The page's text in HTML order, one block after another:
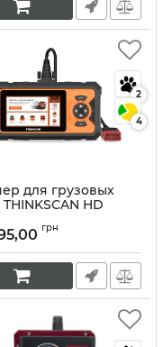
2
4
для грузовых
THINKSCAN HD
грн